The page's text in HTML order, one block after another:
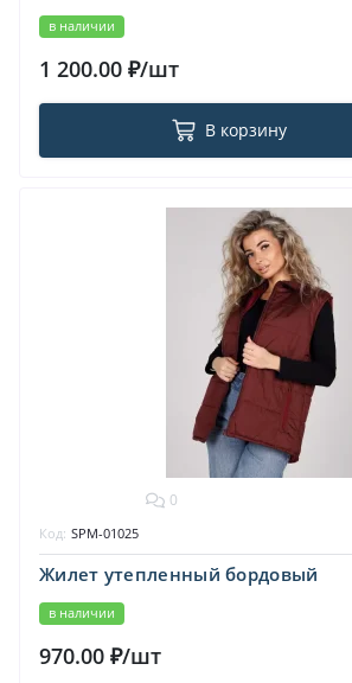
в наличии
1 200.00 ₽/шт
В корзину
0
Жилет утепленный бордовый
в наличии
Код: SPM-01025
970.00 ₽/шт